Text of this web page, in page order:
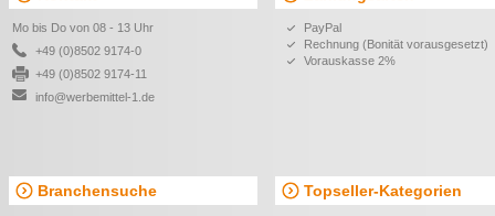
Mo bis Do von 08 - 13 Uhr
+49 (0)8502 9174-0
+49 (0)8502 9174-11
info@werbemittel-1.de
PayPal
Rechnung (Bonität vorausgesetzt)
Vorauskasse 2%
Branchensuche Topseller-Kategorien